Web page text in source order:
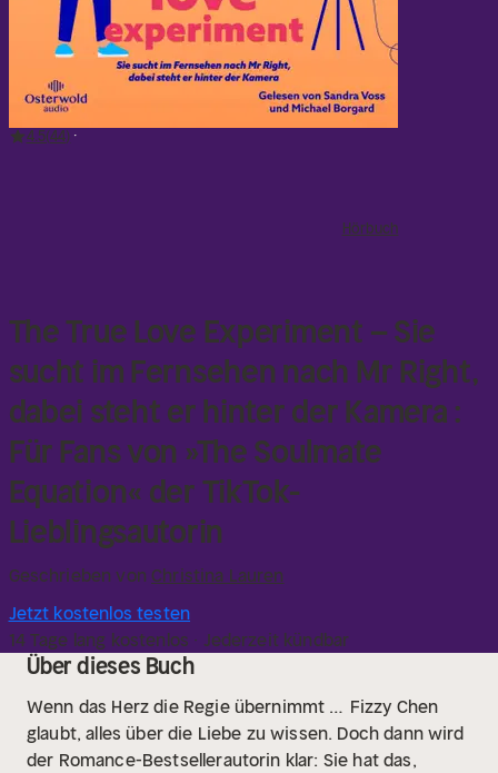
Lieblingsbuch: heiß und intensiv, aber dennoch das
beste Comfort Food. Die göttliche Christina Lauren
hat die ultimative Reality-Dating-Show geschaffen,
und in Fizzy muss man sich einfach verlieben.« JODI
4.5 44
Hörbuch
The True Love Experiment – Sie
sucht im Fernsehen nach Mr Right,
dabei steht er hinter der Kamera :
Für Fans von »The Soulmate
Equation« der TikTok-
Lieblingsautorin
Geschrieben von Christina Lauren
Jetzt kostenlos testen
14 Tage lang kostenlos · Jederzeit kündbar
Über dieses Buch
Wenn das Herz die Regie übernimmt … Fizzy Chen
glaubt, alles über die Liebe zu wissen. Doch dann wird
der Romance-Bestsellerautorin klar: Sie hat das,